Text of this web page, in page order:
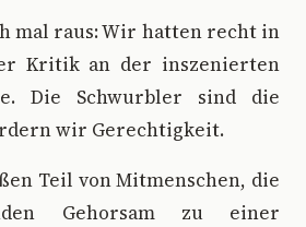
mal raus: Wir hatten recht in
Kritik an der inszenierten
Die Schwurbler sind die
wir Gerechtigkeit.
Teil von Mitmenschen, die
Gehorsam zu einer